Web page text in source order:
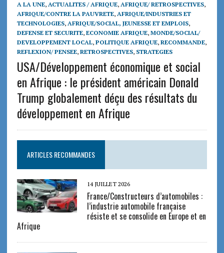
A LA UNE, ACTUALITES / AFRIQUE, AFRIQUE/ RETROSPECTIVES,
AFRIQUE/CONTRE LA PAUVRETE, AFRIQUE/INDUSTRIES ET
TECHNOLOGIES, AFRIQUE/SOCIAL, JEUNESSE ET EMPLOIS,
DEFENSE ET SECURITE, ECONOMIE AFRIQUE, MONDE/SOCIAL/
DEVELOPPEMENT LOCAL, POLITIQUE AFRIQUE, RECOMMANDE,
REFLEXION/ PENSEE, RETROSPECTIVES, STRATEGIES
USA/Développement économique et social
en Afrique : le président américain Donald
Trump globalement déçu des résultats du
développement en Afrique
ARTICLES RECOMMANDES
14 JUILLET 2026
France/Constructeurs d’automobiles :
l’industrie automobile française
résiste et se consolide en Europe et en
Afrique